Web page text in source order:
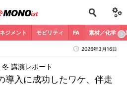
ジメント モビリティ FA 素材／化学
2026年3月16日
導入に成功したワケ、伴走
講演レポート